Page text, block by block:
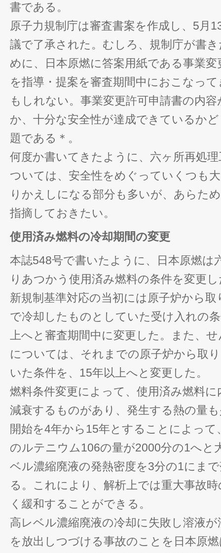
書である。
原子力規制庁は審査書案を作成し、5月
議で了承された。むしろ、規制庁が書
めに、日本原燃に答案用紙である事業
を指導・提案を審査期間中におこなっ
もしれない。事業変更許可申請書の内
か、十分な安全性が達成できているか
題である＊。
何度か書いてきたように、六ヶ所再処
ついては、安全性をめぐっていくつも
りかえしになる部分も多いが、あらた
指摘しておきたい。
使用済み燃料の冷却期間の変更
本誌548号で書いたように、日本原燃は
りあつかう使用済み燃料の条件を変更
新規制基準対応の当初には原子炉から
で冷却したものとしていた受け入れの
上へと審査期間中に変更した。また、
については、それまでの原子炉から取
いた条件を、15年以上へと変更した。
燃料条件変更によって、使用済み燃料
減衰するものがあり、発生する熱の量
開始を4年から15年とすることによって
のルテニウム106の量が2000分の1へと
ベル濃縮廃液の発熱密度を3分の1にま
る。これにより、解析上では重大事故
く緩和することができる。
高レベル濃縮廃液の冷却に失敗し溶液
を放出しつづける事故のことを日本原